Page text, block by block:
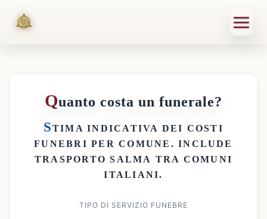
Quanto costa un funerale?
STIMA INDICATIVA DEI COSTI
FUNEBRI PER COMUNE . INCLUDE
TRASPORTO SALMA TRA COMUNI
ITALIANI.
TIPO DI SERVIZIO FUNEBRE